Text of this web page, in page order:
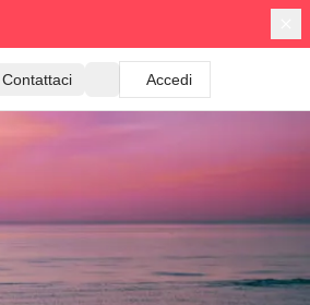
Contattaci Accedi